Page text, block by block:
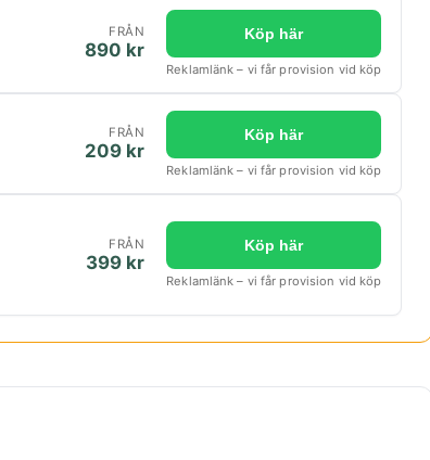
FRÅN
890 kr
Köp här
Reklamlänk – vi får provision vid köp
FRÅN
209 kr
Köp här
Reklamlänk – vi får provision vid köp
FRÅN
399 kr
Köp här
Reklamlänk – vi får provision vid köp